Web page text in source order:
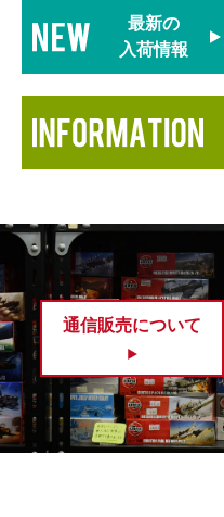
最新の
入荷情報
通信販売について